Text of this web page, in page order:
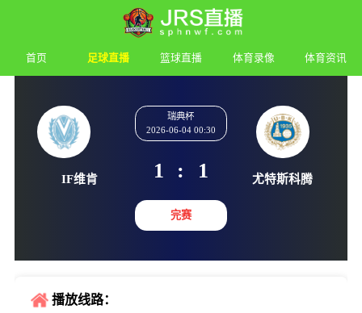
首页 足球直播 篮球直播 体育录像 体育资讯
瑞典杯
1 :
完赛
播放线路：